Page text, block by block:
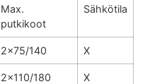
Max.
putkikoot
Sähkötila
2x75/140 X
2x110/180 X